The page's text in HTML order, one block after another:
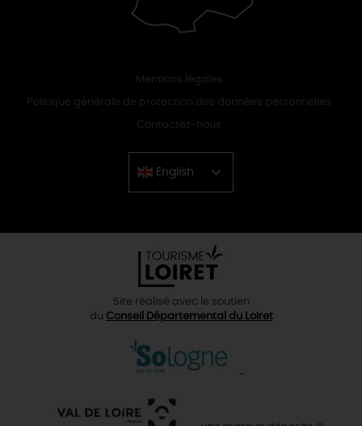
Mentions légales
Politique générale de protection des données personnelles
Contactez-nous
English
Chinese
Site réalisé avec le soutien
du Conseil Départemental du Loiret